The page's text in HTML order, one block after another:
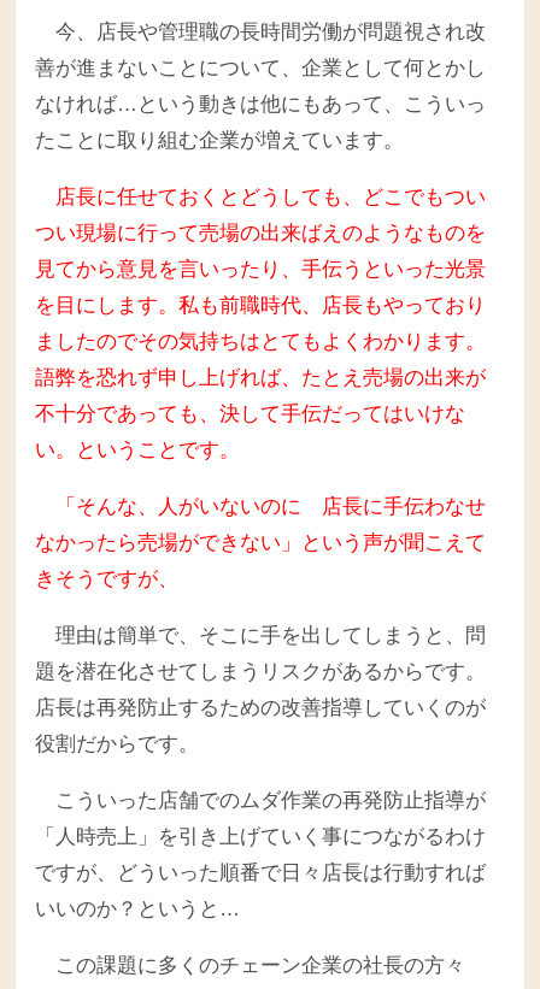
今、店長や管理職の長時間労働が問題視され改
善が進まないことについて、企業として何とかし
なければ…という動きは他にもあって、こういっ
たことに取り組む企業が増えています。
店長に任せておくとどうしても、どこでもつい
つい現場に行って売場の出来ばえのようなものを
見てから意見を言いったり、手伝うといった光景
を目にします。私も前職時代、店長もやっており
ましたのでその気持ちはとてもよくわかります。
語弊を恐れず申し上げれば、たとえ売場の出来が
不十分であっても、決して手伝だってはいけな
い。ということです。
「そんな、人がいないのに 店長に手伝わなせ
なかったら売場ができない」という声が聞こえて
きそうですが、
理由は簡単で、そこに手を出してしまうと、問
題を潜在化させてしまうリスクがあるからです。
店長は再発防止するための改善指導していくのが
役割だからです。
こういった店舗でのムダ作業の再発防止指導が
「人時売上」を引き上げていく事につながるわけ
ですが、どういった順番で日々店長は行動すれば
いいのか？というと…
この課題に多くのチェーン企業の社長の方々